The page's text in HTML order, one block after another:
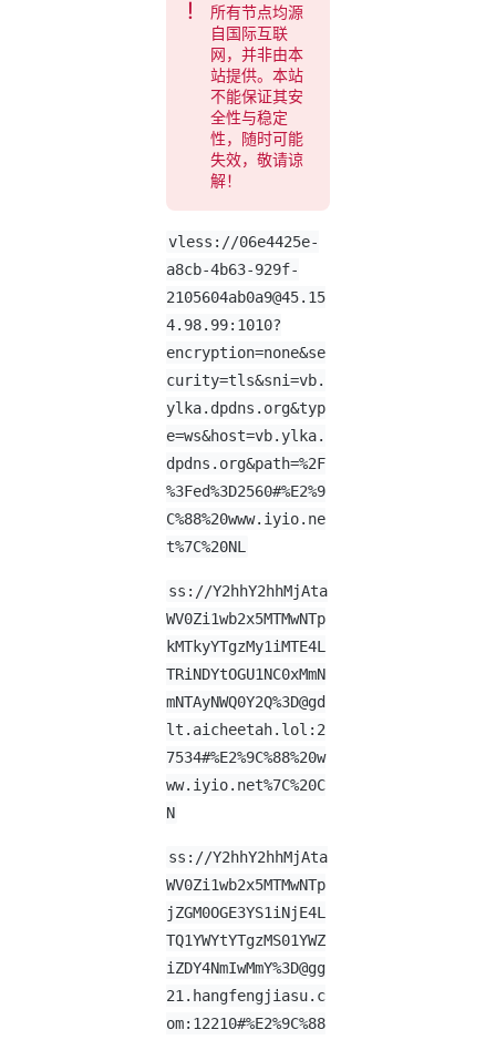
所有节点均源
自国际互联
网，并非由本
站提供。本站
不能保证其安
全性与稳定
性，随时可能
失效，敬请谅
解！
vless://06e4425e-
a8cb-4b63-929f-
2105604ab0a9@45.15
4.98.99:1010?
encryption=none&se
curity=tls&sni=vb.
ylka.dpdns.org&typ
e=ws&host=vb.ylka.
dpdns.org&path=%2F
%3Fed%3D2560#%E2%9
C%88%20www.iyio.ne
t%7C%20NL
ss://Y2hhY2hhMjAta
WV0Zi1wb2x5MTMwNTp
kMTkyYTgzMy1iMTE4L
TRiNDYtOGU1NC0xMmN
mNTAyNWQ0Y2Q%3D@gd
lt.aicheetah.lol :2
7534#%E2%9C%88%20w
ww.iyio.net%7C%20C
N
ss://Y2hhY2hhMjAta
WV0Zi1wb2x5MTMwNTp
jZGM0OGE3YS1iNjE4L
TQ1YWYtYTgzMS01YWZ
iZDY4NmIwMmY%3D@gg
21.hangfengjiasu.c
om:12210#%E2%9C%88